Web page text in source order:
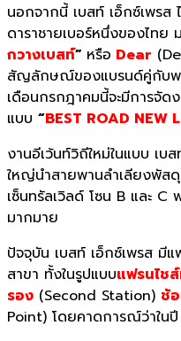
นอกจากนี้ เบสท์ เอ็กซ์เพรส
ดาราชายเบอร์หนึ่งของไทย
กวางเบสท์” หรือ Dear
สัญลักษณ์ของแบรนด์คู่กับพ
เดือนกรกฎาคมนี้จะมีการจัด
แบบ “BEST ROAD NEW
งานอีเว้นท์วิถีใหม่ในแบบ เ
ใหญ่นำสายพานลำเลียงพั
เซ็นทรัลเวิลด์ โซน B และ
มากมาย
ปัจจุบัน เบสท์ เอ็กซ์เพรส มี
สาขา ทั้งในรูปแบบแฟรนไช
รอง (Second Station) ช้
Point) โดยคาดการณ์ว่าใน